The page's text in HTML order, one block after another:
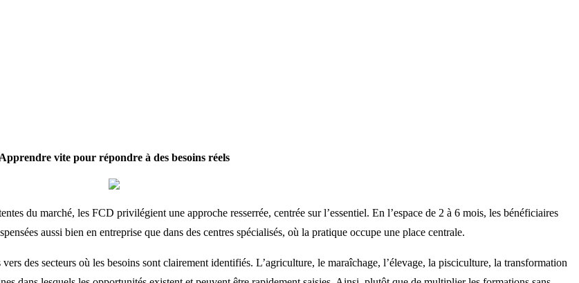
Apprendre vite pour répondre à des besoins réels
du marché, les FCD privilégient une approche resserrée, centrée sur l’essentiel. En l’espace de 2 à 6 mois, les bénéficiaires
aussi bien en entreprise que dans des centres spécialisés, où la pratique occupe une place centrale.
des secteurs où les besoins sont clairement identifiés. L’agriculture, le maraîchage, l’élevage, la pisciculture, la transformation